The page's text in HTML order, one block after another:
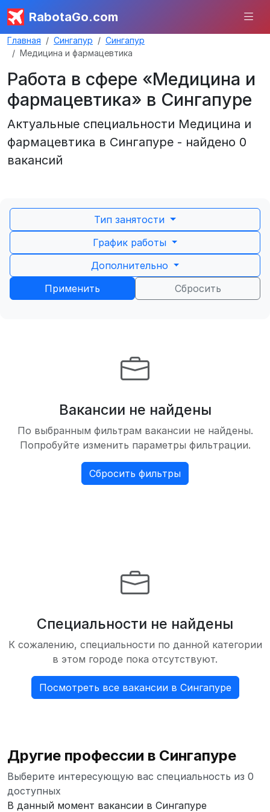
RabotaGo.com
Главная Сингапур
Сингапур
Медицина и фармацевтика
Работа в сфере «Медицина и
фармацевтика» в Сингапуре
Актуальные специальности Медицина и
фармацевтика в Сингапуре - найдено 0
вакансий
Тип занятости
График работы
Дополнительно
Применить
Сбросить
Вакансии не найдены
По выбранным фильтрам вакансии не найдены.
Попробуйте изменить параметры фильтрации.
Сбросить фильтры
Специальности не найдены
К сожалению, специальности по данной категории
в этом городе пока отсутствуют.
Посмотреть все вакансии в Сингапуре
Другие профессии в Сингапуре
Выберите интересующую вас специальность из 0
доступных
В данный момент вакансии в Сингапуре